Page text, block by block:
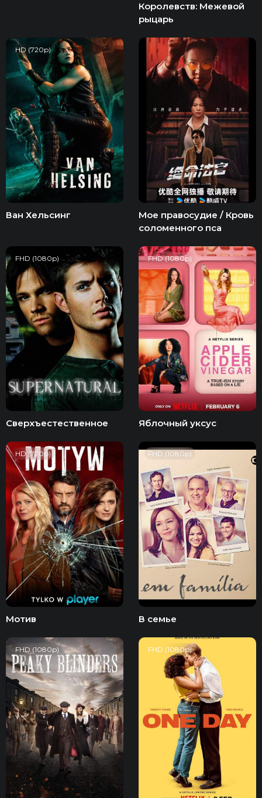
Королевств: Межевой
рыцарь
HD (720p)
Ван Хельсинг
Мое правосудие / Кровь
соломенного пса
FHD (1080p)
Сверхъестественное
FHD (1080p)
Яблочный уксус
HD (720p)
Мотив
FHD (1080p)
В семье
FHD (1080p) FHD (1080p)